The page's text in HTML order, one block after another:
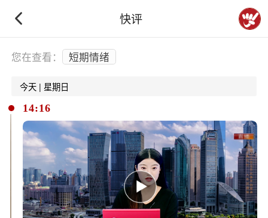
快评
下拉刷新
您在查看： 短期情绪
今天 | 星期日
14:16